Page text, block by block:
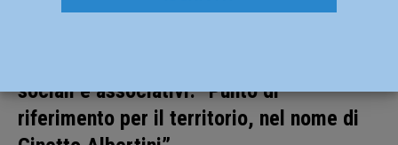
sociali e associativi: “Punto di
riferimento per il territorio, nel nome di